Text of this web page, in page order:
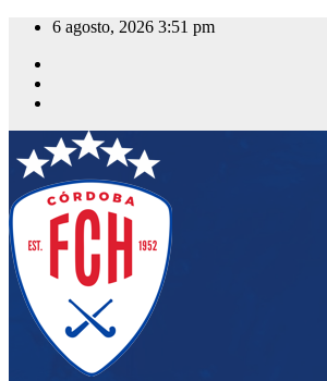
Saltar
contenido
6 agosto, 2026 3:51 pm